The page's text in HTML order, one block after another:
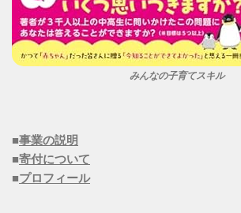
みんなの子育てスキル
■事業の説明
■寄付について
■プロフィール